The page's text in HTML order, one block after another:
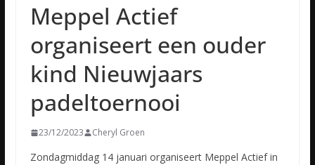
Meppel Actief
organiseert een ouder
kind Nieuwjaars
padeltoernooi
23/12/2023 Cheryl Groen
Zondagmiddag 14 januari organiseert Meppel Actief in